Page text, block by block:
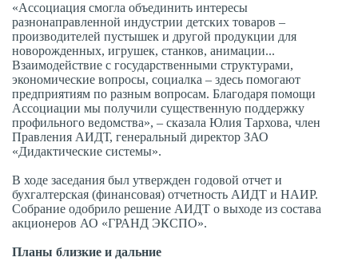
«Ассоциация смогла объединить интересы
разнонаправленной индустрии детских товаров –
производителей пустышек и другой продукции для
новорожденных, игрушек, станков, анимации...
Взаимодействие с государственными структурами,
экономические вопросы, социалка – здесь помогают
предприятиям по разным вопросам. Благодаря помощи
Ассоциации мы получили существенную поддержку
профильного ведомства», – сказала Юлия Тархова, член
Правления АИДТ, генеральный директор ЗАО
«Дидактические системы».
В ходе заседания был утвержден годовой отчет и
бухгалтерская (финансовая) отчетность АИДТ и НАИР.
Собрание одобрило решение АИДТ о выходе из состава
акционеров АО «ГРАНД ЭКСПО».
Планы близкие и дальние